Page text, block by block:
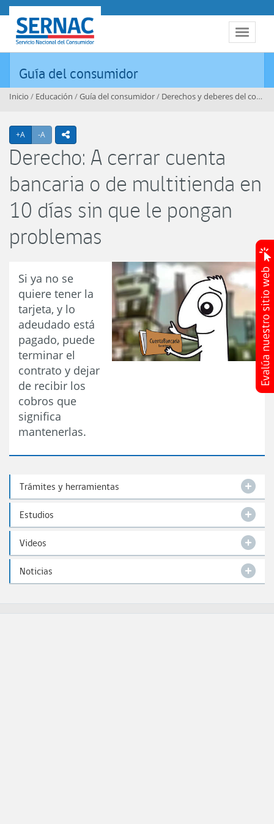
Contenido principal
Toggle
SERNAC
Guía del consumidor
Inicio / Educación /Guía del consumidor/ Derechos y deberes del consumidor
+A Agrandar texto
-A Achicar textoicono compartir
Derecho: A cerrar cuenta
bancaria o de multitienda en
10 días sin que le pongan
problemas
Si ya no se
quiere tener la
tarjeta, y lo
adeudado está
pagado, puede
terminar el
contrato y dejar
de recibir los
cobros que
significa
mantenerlas.
Trámites y herramientas
Estudios
Videos
Noticias